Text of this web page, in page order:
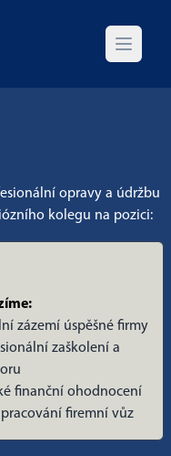
Open
opravy a údržbu
kolegu na pozici:
zázemí úspěšné firmy
zaškolení a
finanční ohodnocení
firemní vůz